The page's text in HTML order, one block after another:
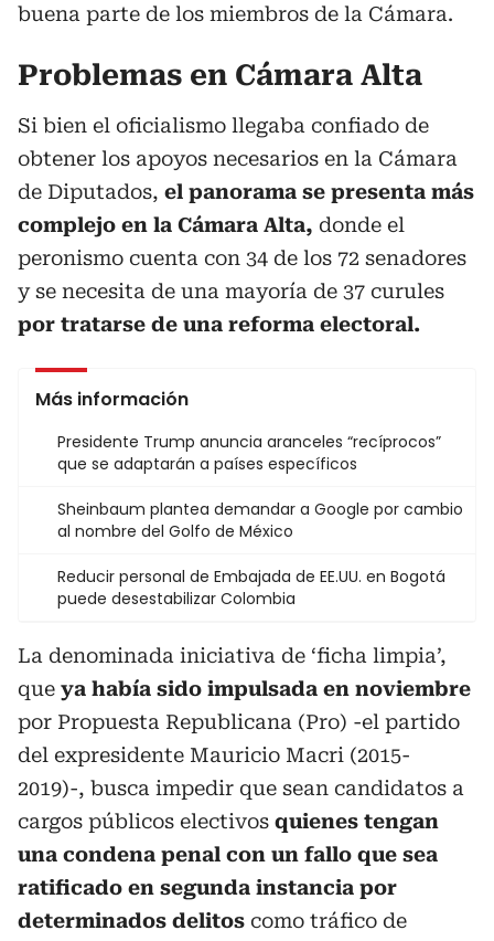
buena parte de los miembros de la Cámara.
Problemas en Cámara Alta
Si bien el oficialismo llegaba confiado de
obtener los apoyos necesarios en la Cámara
de Diputados, el panorama se presenta más
complejo en la Cámara Alta, donde el
peronismo cuenta con 34 de los 72 senadores
y se necesita de una mayoría de 37 curules
por tratarse de una reforma electoral.
Más información
Presidente Trump anuncia aranceles “recíprocos”
que se adaptarán a países específicos
Sheinbaum plantea demandar a Google por cambio
al nombre del Golfo de México
Reducir personal de Embajada de EE.UU. en Bogotá
puede desestabilizar Colombia
La denominada iniciativa de ‘ficha limpia’,
que ya había sido impulsada en noviembre
por Propuesta Republicana (Pro) -el partido
del expresidente Mauricio Macri (2015-
2019)-, busca impedir que sean candidatos a
cargos públicos electivos quienes tengan
una condena penal con un fallo que sea
ratificado en segunda instancia por
determinados delitos como tráfico de